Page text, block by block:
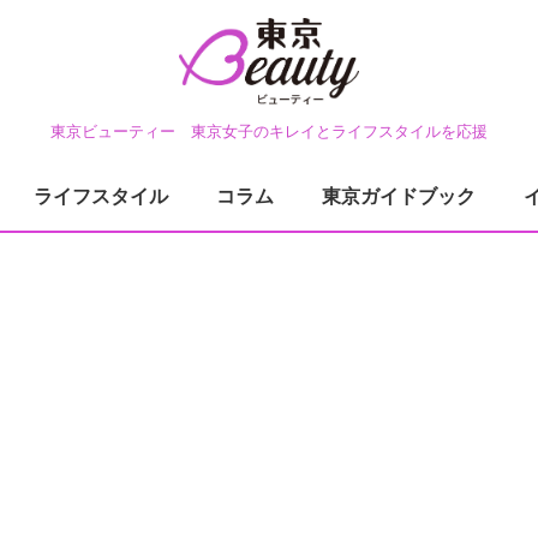
東京ビューティー 東京女子のキレイとライフスタイルを応援
ライフスタイル コラム 東京ガイドブック